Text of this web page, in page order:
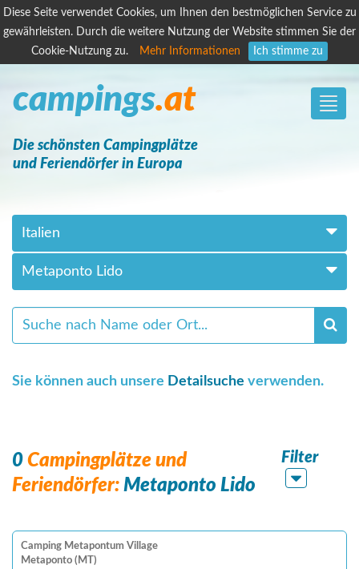
Diese Seite verwendet Cookies, um Ihnen den bestmöglichen Service zu
gewährleisten. Durch die weitere Nutzung der Website stimmen Sie der
Cookie-Nutzung zu.
Mehr Informationen Ich stimme zu
Toggle
campings.at
Die schönsten Campingplätze
und Feriendörfer in Europa
Italien
Metaponto Lido
Sie können auch unsere Detailsuche verwenden.
0 Campingplätze und
Feriendörfer: Metaponto Lido
Filter
Camping Metapontum Village
Metaponto (MT)